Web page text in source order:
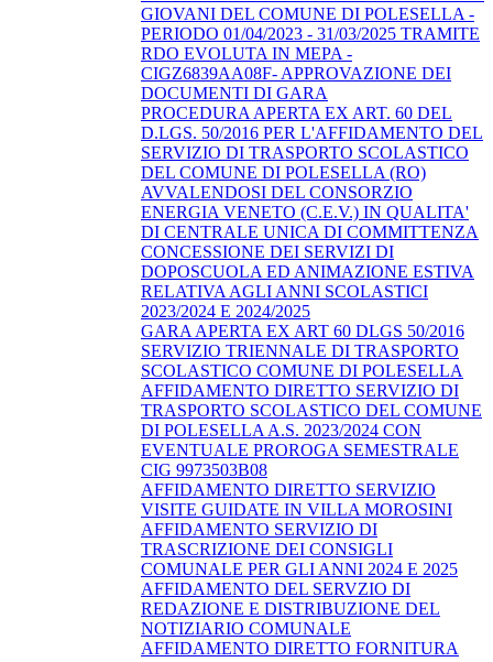
GIOVANI DEL COMUNE DI POLESELLA -
PERIODO 01/04/2023 - 31/03/2025 TRAMITE
RDO EVOLUTA IN MEPA -
CIGZ6839AA08F- APPROVAZIONE DEI
DOCUMENTI DI GARA
PROCEDURA APERTA EX ART. 60 DEL
D.LGS. 50/2016 PER L'AFFIDAMENTO DEL
SERVIZIO DI TRASPORTO SCOLASTICO
DEL COMUNE DI POLESELLA (RO)
AVVALENDOSI DEL CONSORZIO
ENERGIA VENETO (C.E.V.) IN QUALITA'
DI CENTRALE UNICA DI COMMITTENZA
CONCESSIONE DEI SERVIZI DI
DOPOSCUOLA ED ANIMAZIONE ESTIVA
RELATIVA AGLI ANNI SCOLASTICI
2023/2024 E 2024/2025
GARA APERTA EX ART 60 DLGS 50/2016
SERVIZIO TRIENNALE DI TRASPORTO
SCOLASTICO COMUNE DI POLESELLA
AFFIDAMENTO DIRETTO SERVIZIO DI
TRASPORTO SCOLASTICO DEL COMUNE
DI POLESELLA A.S. 2023/2024 CON
EVENTUALE PROROGA SEMESTRALE
CIG 9973503B08
AFFIDAMENTO DIRETTO SERVIZIO
VISITE GUIDATE IN VILLA MOROSINI
AFFIDAMENTO SERVIZIO DI
TRASCRIZIONE DEI CONSIGLI
COMUNALE PER GLI ANNI 2024 E 2025
AFFIDAMENTO DEL SERVZIO DI
REDAZIONE E DISTRIBUZIONE DEL
NOTIZIARIO COMUNALE
AFFIDAMENTO DIRETTO FORNITURA